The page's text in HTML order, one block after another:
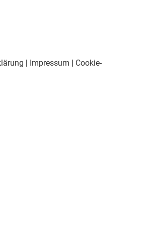
| Impressum | Cookie-